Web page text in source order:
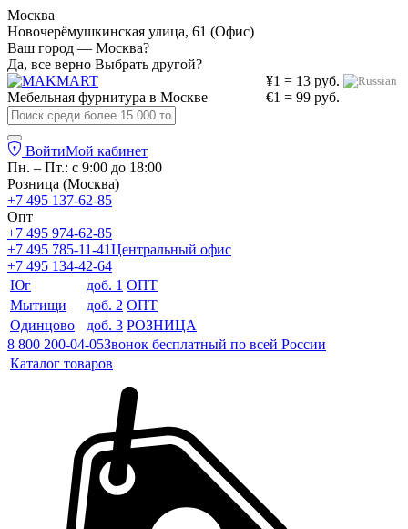
Москва
Новочерёмушкинская улица, 61 (Офис)
Ваш город — Москва?
Да, все верно Выбрать другой?
¥1 = 13 руб.
€1 = 99 руб.
Мебельная фурнитура в Москве
ВойтиМой кабинет
Пн. – Пт.: с 9:00 до 18:00
Розница (Москва)
+7 495 137-62-85
Опт
+7 495 974-62-85
+7 495 785-11-41Центральный офис
+7 495 134-42-64
Юг
доб. 1 ОПТ
Мытищи
доб. 2 ОПТ
Одинцово
доб. 3 РОЗНИЦА
8 800 200-04-05Звонок бесплатный по всей России
Каталог товаров